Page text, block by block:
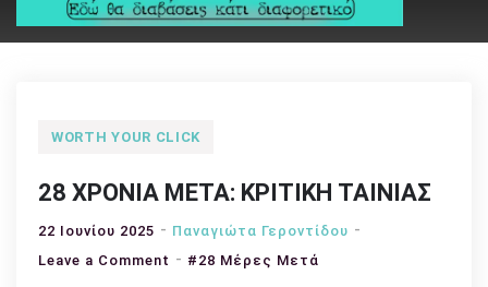
Your e-articles
Εδώ θα διαβάσεις κάτι διαφορετικό
WORTH YOUR CLICK
28 ΧΡΟΝΙΑ ΜΕΤΑ: ΚΡΙΤΙΚΗ ΤΑΙΝΙΑΣ
22 Ιουνίου 2025
Παναγιώτα Γεροντίδου
Leave a Comment on #28 Μέρες Μετά